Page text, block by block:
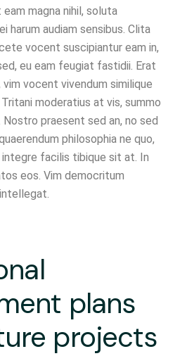
magna nihil, soluta
harum audiam sensibus. Clita
vocent suscipiantur eam in,
eu eam feugiat fastidii. Erat
vim vocent vivendum similique
moderatius at vis, summo
praesent sed an, no sed
philosophia ne quo,
facilis tibique sit at. In
eos. Vim democritum
plans
projects